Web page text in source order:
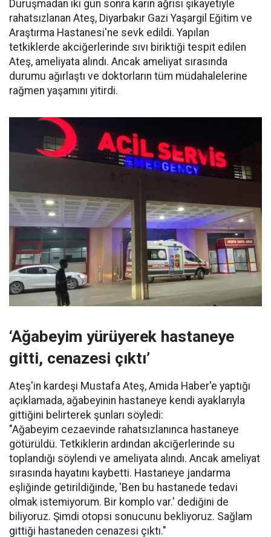
Duruşmadan iki gün sonra karın ağrısı şikayetiyle
rahatsızlanan Ateş, Diyarbakır Gazi Yaşargil Eğitim ve
Araştırma Hastanesi'ne sevk edildi. Yapılan
tetkiklerde akciğerlerinde sıvı biriktiği tespit edilen
Ateş, ameliyata alındı. Ancak ameliyat sırasında
durumu ağırlaştı ve doktorların tüm müdahalelerine
rağmen yaşamını yitirdi.
‘Ağabeyim yürüyerek hastaneye
gitti, cenazesi çıktı’
Ateş'in kardeşi Mustafa Ateş, Amida Haber'e yaptığı
açıklamada, ağabeyinin hastaneye kendi ayaklarıyla
gittiğini belirterek şunları söyledi:
"Ağabeyim cezaevinde rahatsızlanınca hastaneye
götürüldü. Tetkiklerin ardından akciğerlerinde su
toplandığı söylendi ve ameliyata alındı. Ancak ameliyat
sırasında hayatını kaybetti. Hastaneye jandarma
eşliğinde getirildiğinde, 'Ben bu hastanede tedavi
olmak istemiyorum. Bir komplo var.' dediğini de
biliyoruz. Şimdi otopsi sonucunu bekliyoruz. Sağlam
gittiği hastaneden cenazesi çıktı."